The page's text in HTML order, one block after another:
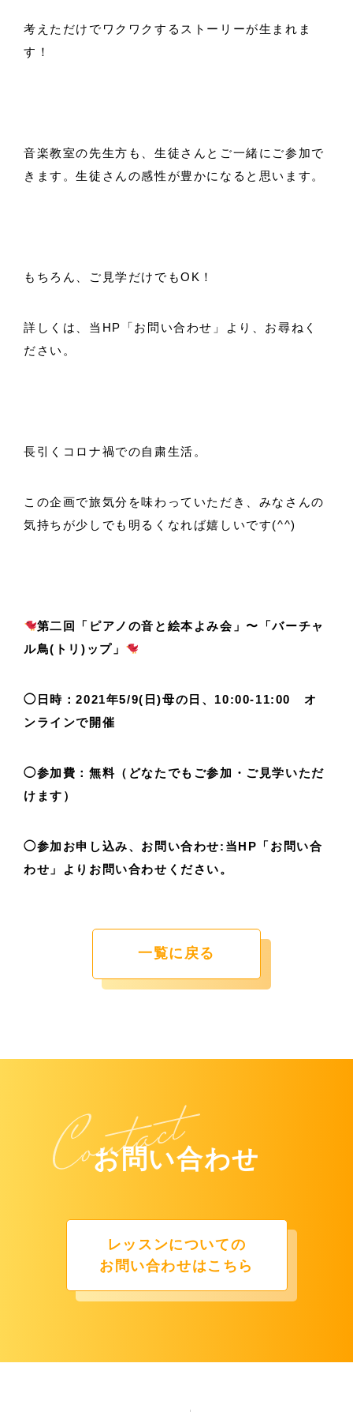
考えただけでワクワクするストーリーが生まれま
す！
音楽教室の先生方も、生徒さんとご一緒にご参加で
きます。生徒さんの感性が豊かになると思います。
もちろん、ご見学だけでもOK！
詳しくは、当HP「お問い合わせ」より、お尋ねく
ださい。
長引くコロナ禍での自粛生活。
この企画で旅気分を味わっていただき、みなさんの
気持ちが少しでも明るくなれば嬉しいです(^^)
第二回「ピアノの音と絵本よみ会」〜「バーチャ
ル鳥(トリ)ップ」
◯日時：2021年5/9(日)母の日、10:00-11:00 オ
ンラインで開催
◯参加費：無料（どなたでもご参加・ご見学いただ
けます）
◯参加お申し込み、お問い合わせ:当HP「お問い合
わせ」よりお問い合わせください。
一覧に戻る
お問い合わせ
レッスンについての
お問い合わせはこちら